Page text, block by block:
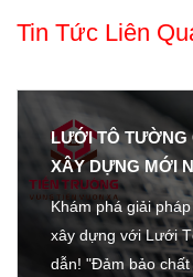
Tin Tức Liên
LƯỚI TÔ TƯỜNG
XÂY DỰNG MỚI
Khám phá giải
xây dựng với Lưới
dẫn! "Đảm bảo